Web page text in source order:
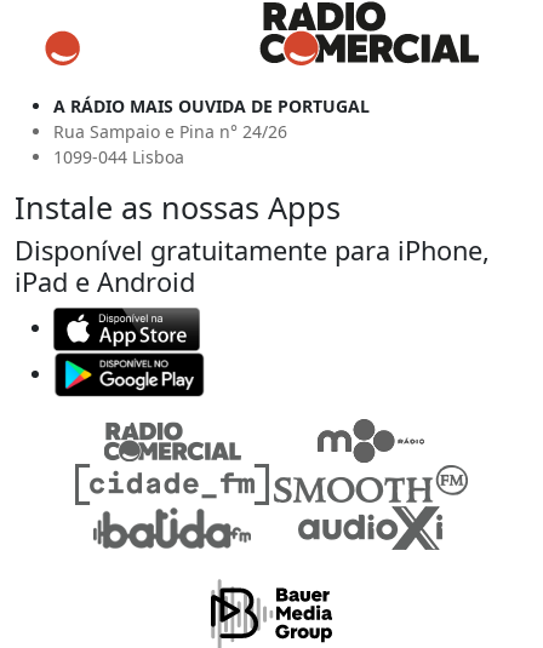
A RÁDIO MAIS OUVIDA DE PORTUGAL
Rua Sampaio e Pina n° 24/26
1099-044 Lisboa
Instale as nossas Apps
Disponível gratuitamente para iPhone,
iPad e Android